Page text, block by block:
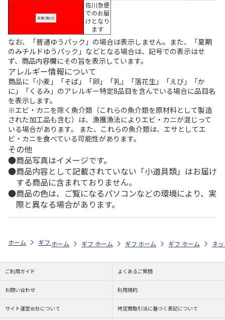
佐川急便
でのお届
けとなり
ます
なお、「普通ゆうパック」の場合は表示しません。また、「夏期
のみチルドゆうパック」などとなる場合は、記号での表示はせ
ず、商品内容欄にその旨を表示しています。
アレルギー情報について
商品に「小麦」「そば」「卵」「乳」「落花生」「えび」「か
に」「くるみ」のアレルギー特定8品目を含んでいる場合に品目名
を表示します。
※エビ・カニを除く魚介類（これらの魚介類を原材料として製造
された加工品も含む）は、漁獲漁法によりエビ・カニが混じって
いる場合があります。 また、これらの魚介類は、エサとしてエ
ビ・カニを食べている可能性があります。
その他
商品写真はイメージです。
商品内容として記載されていない「小道具類」はお届け
する商品に含まれておりません。
商品の色は、ご覧になるパソコンなどの環境により、実
際と異なる場合があります。
ホーム ギフトストア お中元・夏ギフト特集 2026 花・野菜 ＜
ホーム ギフトストア お中元・夏ギフト特集 2026
ホーム ギフトストア お中元・夏ギフト
ホーム ギフトストア お
ホーム ネ
ご利用ガイド よくあるご質問
お問い合わせ 利用規約
サイト運営会社について 特定商取引法に基づく表記について